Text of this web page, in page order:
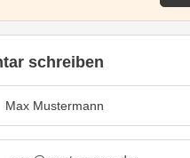
schreiben